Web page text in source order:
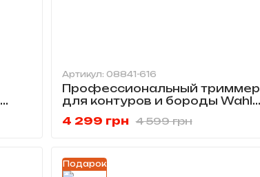
Артикул: 08841-616
Профессиональный триммер
для контуров и бороды Wahl
4 599 грн
4 299 грн
Подарок